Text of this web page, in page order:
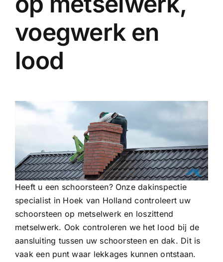
voegwerk en
lood
Heeft u een schoorsteen? Onze dakinspectie
specialist in Hoek van Holland controleert uw
schoorsteen op metselwerk en loszittend
metselwerk. Ook controleren we het lood bij de
aansluiting tussen uw schoorsteen en dak. Dit is
vaak een punt waar lekkages kunnen ontstaan.